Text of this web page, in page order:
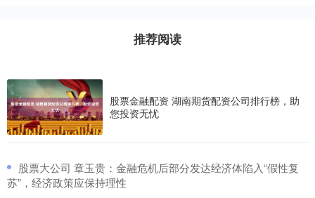
推荐阅读
股票金融配资 湖南期货配资公司排行榜，助
您投资无忧
​股票大公司 章玉贵：金融危机后部分发达经济体陷入“假性复
苏”，经济政策应保持理性